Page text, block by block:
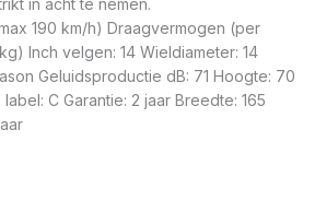
in acht te nemen.
190 km/h) Draagvermogen (per
Inch velgen: 14 Wieldiameter: 14
Geluidsproductie dB: 71 Hoogte: 70
C Garantie: 2 jaar Breedte: 165